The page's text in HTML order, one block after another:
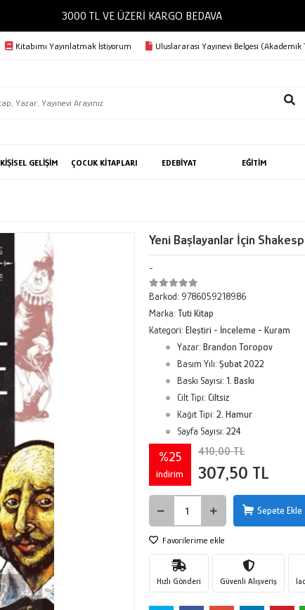
3000 TL VE ÜZERİ KARGO BEDAVA
Kitabımı Yayınlatmak İstiyorum Uluslararası Yayınevi Belgesi (Akademik
KİŞİSEL GELİŞİM ÇOCUK KİTAPLARI EDEBİYAT EĞİTİM
Yeni Başlayanlar İçin
-
Barkod: 9786059218986
Marka: Tuti Kitap
Kategori: Eleştiri - İnceleme - Kuram
Yazar: Brandon Toropov
Basım Yılı: Şubat 2022
Baskı Sayısı: 1. Baskı
Cilt Tipi: Ciltsiz
Kağıt Tipi: 2. Hamur
Sayfa Sayısı: 224
%25
indirim
410,00 TL
307,50 TL
Sepete Ekle
Favorilerime ekle
Hızlı Gönderi Güvenli Alışveriş